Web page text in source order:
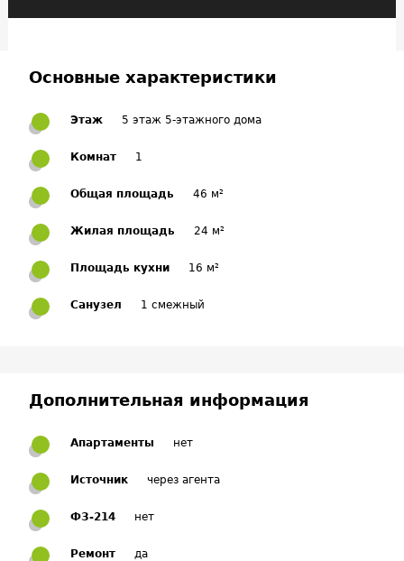
Основные характеристики
Этаж 5 этаж 5-этажного дома
Комнат 1
Общая площадь 46 м²
Жилая площадь 24 м²
Площадь кухни 16 м²
Санузел 1 смежный
Дополнительная информация
Апартаменты нет
Источник через агента
ФЗ-214 нет
Ремонт да